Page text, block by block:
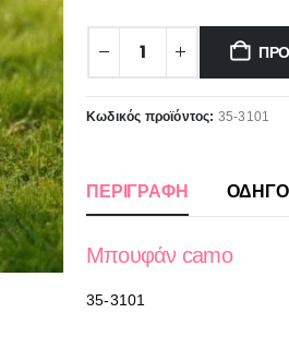
Κωδικός προϊόντος: 35-3101
ΠΕΡΙΓΡΑΦΉ
Μπουφάν camo
35-3101